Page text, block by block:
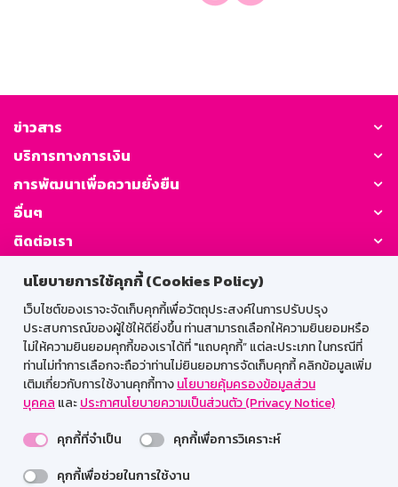
นโยบายการใช้คุกกี้ (Cookies Policy)
เว็บไซต์ของเราจะจัดเก็บคุกกี้เพื่อวัตถุประสงค์ในการปรับปรุง
ประสบการณ์ของผู้ใช้ให้ดียิ่งขึ้น ท่านสามารถเลือกให้ความยินยอมหรือ
ไม่ให้ความยินยอมคุกกี้ของเราได้ที่ "แถบคุกกี้” แต่ละประเภท ในกรณีที่
ท่านไม่ทำการเลือกจะถือว่าท่านไม่ยินยอมการจัดเก็บคุกกี้ คลิกข้อมูลเพิ่ม
เติมเกี่ยวกับการใช้งานคุกกี้ทางนโยบายคุ้มครองข้อมูลส่วน
บุคคล และประกาศนโยบายความเป็นส่วนตัว (Privacy Notice)
คุกกี้ที่จำเป็น
คุกกี้เพื่อการวิเคราะห์
คุกกี้เพื่อช่วยในการใช้งาน
ข่าวสาร
บริการทางการเงิน
การพัฒนาเพื่อความยั่งยืน
อื่นๆ
ติดต่อเรา
GSB Society:
สำหรับพนักงาน
Web HR
GSB Wisdom
M-Search
เข้าสู่ระบบเน็ตเมล